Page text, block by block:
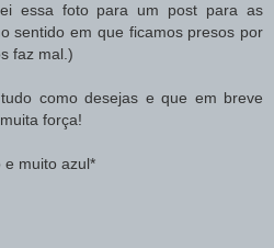
essa foto para um post para as
sentido em que ficamos presos por
faz mal.)
como desejas e que em breve
força!
e muito azul*